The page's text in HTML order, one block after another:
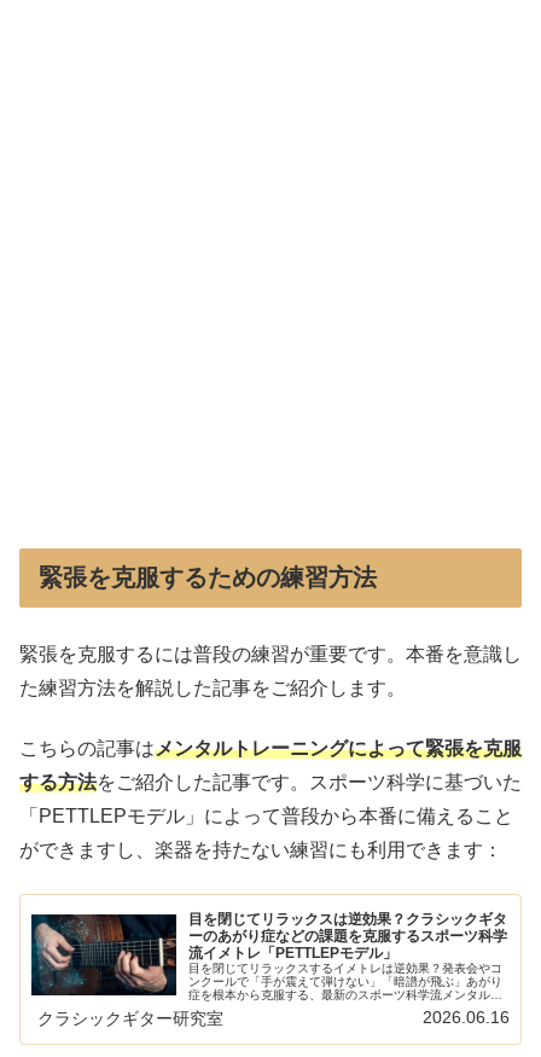
緊張を克服するための練習方法
緊張を克服するには普段の練習が重要です。本番を意識し
た練習方法を解説した記事をご紹介します。
こちらの記事はメンタルトレーニングによって緊張を克服
する方法をご紹介した記事です。スポーツ科学に基づいた
「PETTLEPモデル」によって普段から本番に備えること
ができますし、楽器を持たない練習にも利用できます：
目を閉じてリラックスは逆効果？クラシックギタ
ーのあがり症などの課題を克服するスポーツ科学
流イメトレ「PETTLEPモデル」
目を閉じてリラックスするイメトレは逆効果？発表会やコ
ンクールで「手が震えて弾けない」「暗譜が飛ぶ」あがり
症を根本から克服する、最新のスポーツ科学流メンタルト
レーニング「PETTLEPモデル」をクラシックギターの演
奏・練習法に徹底応用して解説！
クラシックギター研究室 2026.06.16